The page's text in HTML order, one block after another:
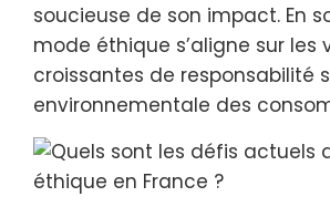
soucieuse de son impact. En
mode éthique s’aligne sur les
croissantes de responsabilité
environnementale des